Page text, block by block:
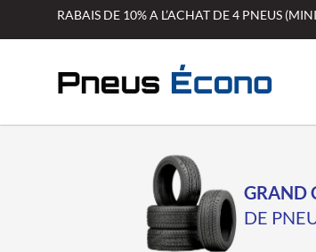
RABAIS DE 10% A L’ACHAT DE 4 PNEUS
GRAND
DE